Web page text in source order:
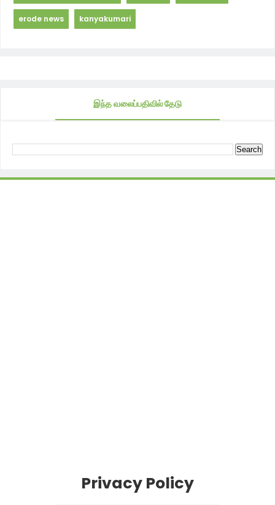
erode news kanyakumari
இந்த வலைப்பதிவில் தேடு
Privacy Policy